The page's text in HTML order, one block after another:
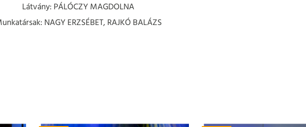
Látvány: PÁLÓCZY MAGDOLNA
NAGY ERZSÉBET, RAJKÓ BALÁZS